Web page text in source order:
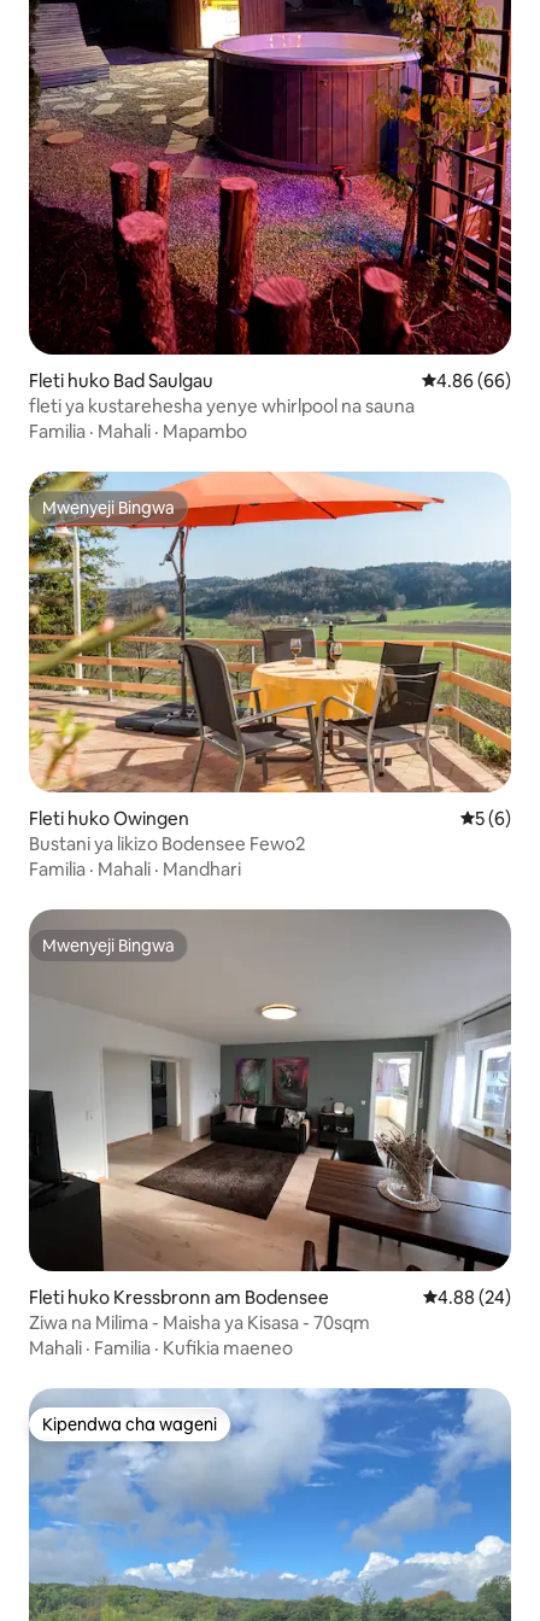
Fleti huko Bad Saulgau Ukadiriaji wa
4.86 (66)
fleti ya kustarehesha yenye whirlpool na sauna
Familia · Mahali · Mapambo
Mwenyeji Bingwa
Mwenyeji Bingwa
Fleti huko Owingen
5 (6)
Bustani ya likizo Bodensee Fewo2
Familia · Mahali · Mandhari
Mwenyeji Bingwa
Mwenyeji Bingwa
Fleti huko Kressbronn am Bodensee Ukadiriaji wa
4.88 (24)
Ziwa na Milima - Maisha ya Kisasa - 70sqm
Mahali · Familia · Kufikia maeneo
Kipendwa cha wageni
Kipendwa cha wageni